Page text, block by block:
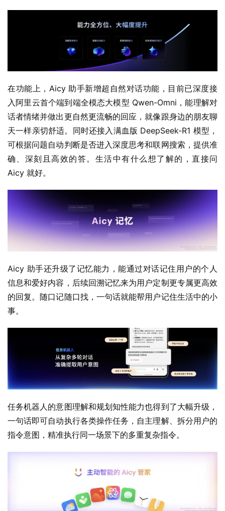
在功能上，Aicy 助手新增超自然对话功能，目前已深度接
入阿里云首个端到端全模态大模型 Qwen-Omni，能理解对
话者情绪并做出更自然更流畅的回应，就像跟身边的朋友聊
天一样亲切舒适。同时还接入满血版 DeepSeek-R1 模型，
可根据问题自动判断是否进入深度思考和联网搜索，提供准
确、深刻且高效的答。生活中有什么想了解的，直接问
Aicy 就好。
Aicy 助手还升级了记忆能力，能通过对话记住用户的个人
信息和爱好内容，后续回溯记忆来为用户定制更专属更高效
的回复。随口记随口找，一句话就能帮用户记住生活中的小
事。
任务机器人的意图理解和规划知性能力也得到了大幅升级，
一句话即可自动执行各类操作任务，自主理解、拆分用户的
指令意图，精准执行同一场景下的多重复杂指令。